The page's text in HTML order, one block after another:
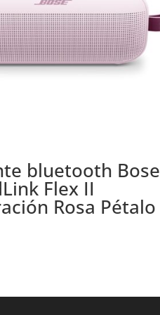
bluetooth Bose
Flex II
Rosa Pétalo